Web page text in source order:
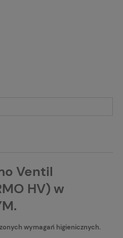
kosztów płatności
Ventil
HV) w
wymagań higienicznych.